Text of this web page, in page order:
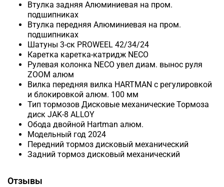
Втулка задняя Алюминиевая на пром.
подшипниках
Втулка передняя Алюминиевая на пром.
подшипниках
Шатуны 3-ск PROWEEL 42/34/24
Каретка каретка-катридж NECO
Рулевая колонка NECO увел диам. вынос руля
ZOOM алюм
Вилка передняя вилка HARTMAN с регулировкой
и блокировкой алюм. 100 мм
Тип тормозов Дисковые механические Тормоза
диск JAK-8 ALLOY
Обода двойной Hartman алюм.
Модельный год 2024
Передний тормоз дисковый механический
Задний тормоз дисковый механический
Отзывы